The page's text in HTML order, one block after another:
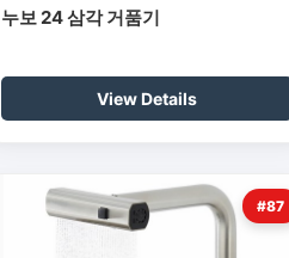
누보 24 삼각 거품기
View Details
#87